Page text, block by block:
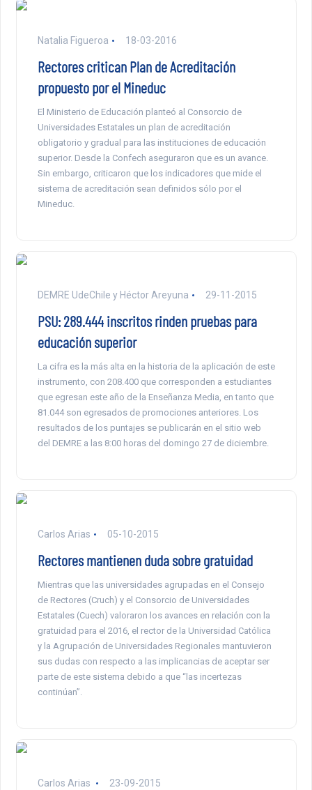
Natalia Figueroa 18-03-2016
Rectores critican Plan de Acreditación
propuesto por el Mineduc
El Ministerio de Educación planteó al Consorcio de
Universidades Estatales un plan de acreditación
obligatorio y gradual para las instituciones de educación
superior. Desde la Confech aseguraron que es un avance.
Sin embargo, criticaron que los indicadores que mide el
sistema de acreditación sean definidos sólo por el
Mineduc.
DEMRE UdeChile y Héctor Areyuna 29-11-2015
PSU: 289.444 inscritos rinden pruebas para
educación superior
La cifra es la más alta en la historia de la aplicación de este
instrumento, con 208.400 que corresponden a estudiantes
que egresan este año de la Enseñanza Media, en tanto que
81.044 son egresados de promociones anteriores. Los
resultados de los puntajes se publicarán en el sitio web
del DEMRE a las 8:00 horas del domingo 27 de diciembre.
Carlos Arias 05-10-2015
Rectores mantienen duda sobre gratuidad
Mientras que las universidades agrupadas en el Consejo
de Rectores (Cruch) y el Consorcio de Universidades
Estatales (Cuech) valoraron los avances en relación con la
gratuidad para el 2016, el rector de la Universidad Católica
y la Agrupación de Universidades Regionales mantuvieron
sus dudas con respecto a las implicancias de aceptar ser
parte de este sistema debido a que “las incertezas
continúan”.
Carlos Arias 23-09-2015